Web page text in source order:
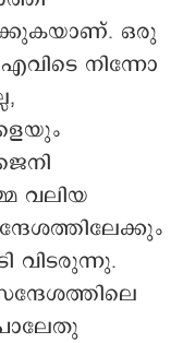
ഒരു
നിന്നോ
വലിയ
വിടരുന്നു.